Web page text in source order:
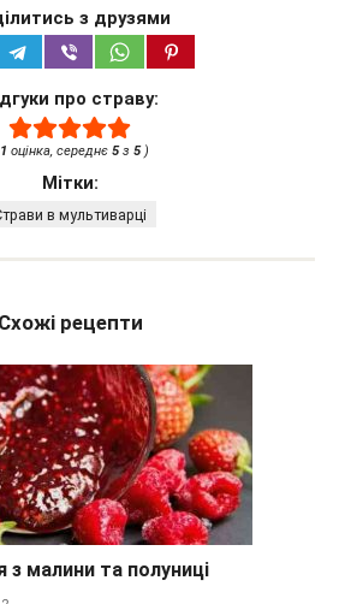
з друзями
про страву:
1 оцінка, середнє 5з 5)
Мітки:
в мультиварці
Схожі рецепти
з малини та полуниці